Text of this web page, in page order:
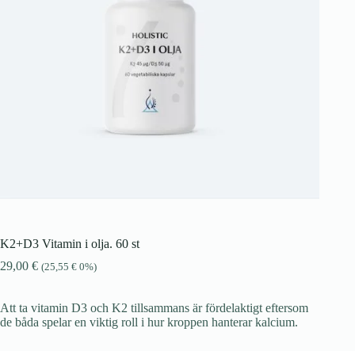
K2+D3 Vitamin i olja. 60 st
29,00 € (25,55 € 0%)
Att ta vitamin D3 och K2 tillsammans är fördelaktigt eftersom
de båda spelar en viktig roll i hur kroppen hanterar kalcium.